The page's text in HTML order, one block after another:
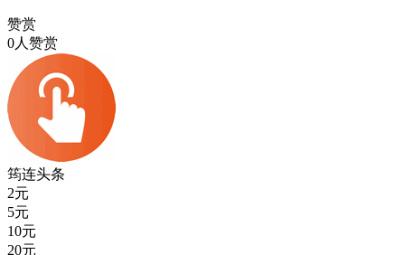
赞赏
0人赞赏
筠连头条
2元
5元
10元
20元